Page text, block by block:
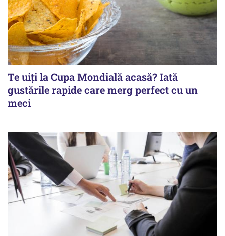
Te uiți la Cupa Mondială acasă? Iată
gustările rapide care merg perfect cu un
meci